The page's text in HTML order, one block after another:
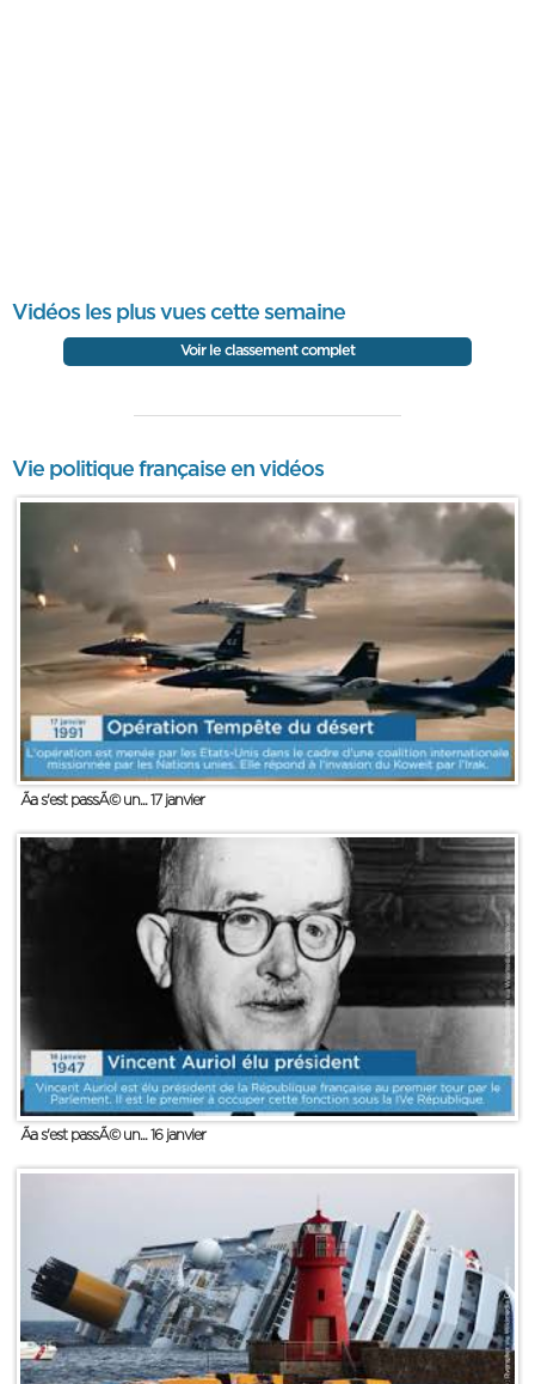
Vidéos les plus vues cette semaine
Voir le classement complet
Vie politique française en vidéos
Ãa s'est passÃ© un... 17 janvier
Ãa s'est passÃ© un... 16 janvier